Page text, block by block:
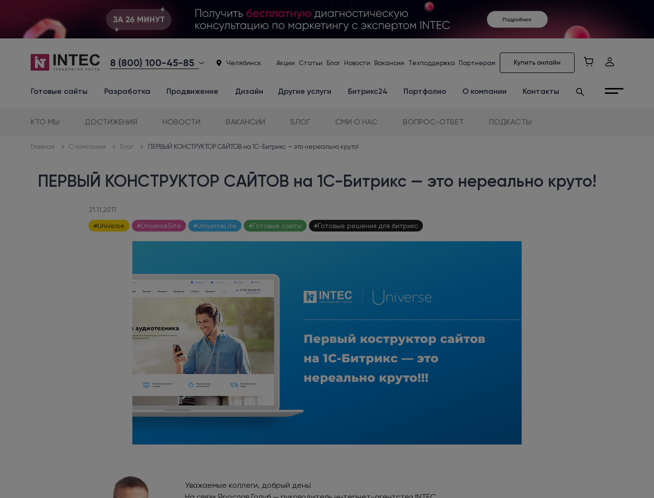
8 (800) 100-45-85 Челябинск Акции Статьи Блог Новости Вакансии Техподдержка Партнерам Купить онлайн
Готовые сайты Разработка Продвижение Дизайн Другие услуги Битрикс24 Портфолио О компании Контакты
КТО МЫ ДОСТИЖЕНИЯ НОВОСТИ ВАКАНСИИ БЛОГ СМИ О НАС ВОПРОС-ОТВЕТ ПОДКАСТЫ
Главная О компании Блог ПЕРВЫЙ КОНСТРУКТОР САЙТОВ на 1С-Битрикс — это нереально круто!
ПЕРВЫЙ КОНСТРУКТОР САЙТОВ на 1С-Битрикс — это нереально круто!
21.11.2017
#Universe #UniverseSite #UniverseLite #Готовые сайты #Готовые решения для битрикс
Уважаемые коллеги, добрый день!